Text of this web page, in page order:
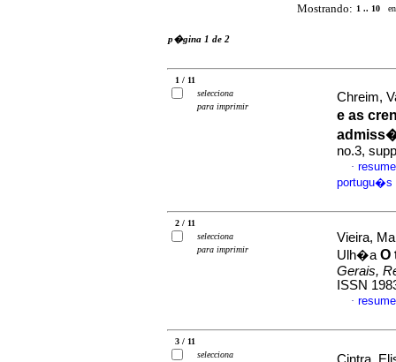
Mostrando: 1 .. 10 en
p�gina 1 de 2
1 / 11
selecciona
para imprimir
Chreim,
e as
no.3,
·
portugu�s
2 / 11
selecciona
para imprimir
Vieira,
Ulh�a O
Gerais,
ISSN
·
3 / 11
selecciona